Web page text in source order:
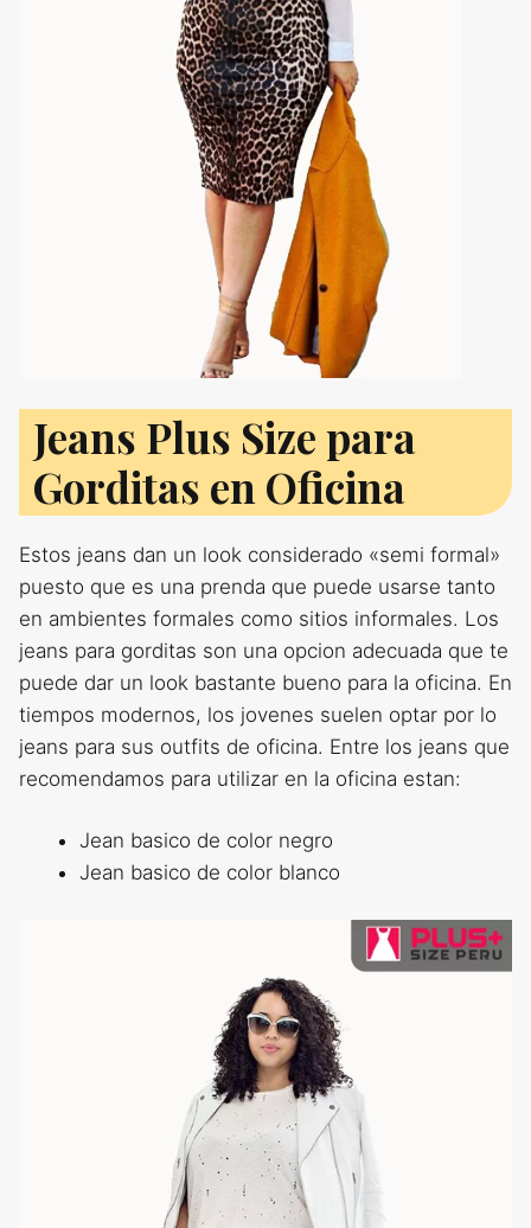
Jeans Plus Size para
Gorditas en Oficina
Estos jeans dan un look considerado «semi formal»
puesto que es una prenda que puede usarse tanto
en ambientes formales como sitios informales. Los
jeans para gorditas son una opcion adecuada que te
puede dar un look bastante bueno para la oficina. En
tiempos modernos, los jovenes suelen optar por lo
jeans para sus outfits de oficina. Entre los jeans que
recomendamos para utilizar en la oficina estan:
Jean basico de color negro
Jean basico de color blanco